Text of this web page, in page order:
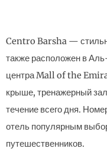
Centro Barsha —
также расположен в
центра Mall of the
крыше, тренажерный
течение всего дня.
отель популярным
путешественников.